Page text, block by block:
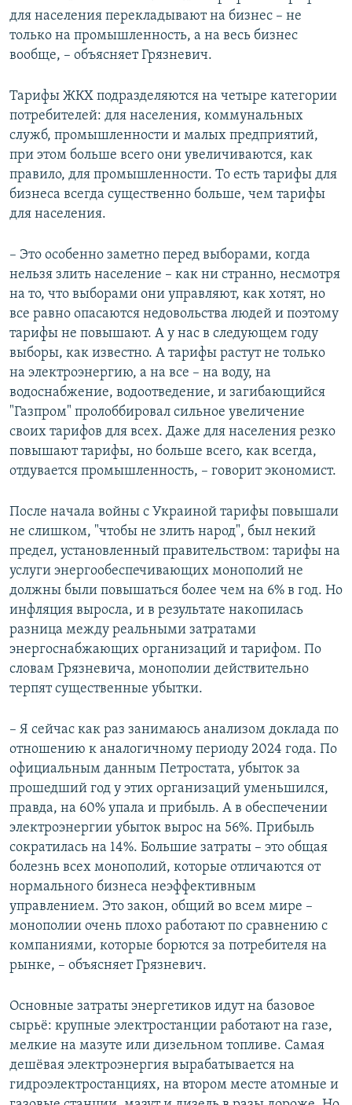
для населения перекладывают на бизнес – не
только на промышленность, а на весь бизнес
вообще, – объясняет Грязневич.
Тарифы ЖКХ подразделяются на четыре категории
потребителей: для населения, коммунальных
служб, промышленности и малых предприятий,
при этом больше всего они увеличиваются, как
правило, для промышленности. То есть тарифы для
бизнеса всегда существенно больше, чем тарифы
для населения.
– Это особенно заметно перед выборами, когда
нельзя злить население – как ни странно, несмотря
на то, что выборами они управляют, как хотят, но
все равно опасаются недовольства людей и поэтому
тарифы не повышают. А у нас в следующем году
выборы, как известно. А тарифы растут не только
на электроэнергию, а на все – на воду, на
водоснабжение, водоотведение, и загибающийся
"Газпром" пролоббировал сильное увеличение
своих тарифов для всех. Даже для населения резко
повышают тарифы, но больше всего, как всегда,
отдувается промышленность, – говорит экономист.
После начала войны с Украиной тарифы повышали
не слишком, "чтобы не злить народ", был некий
предел, установленный правительством: тарифы на
услуги энергообеспечивающих монополий не
должны были повышаться более чем на 6% в год. Но
инфляция выросла, и в результате накопилась
разница между реальными затратами
энергоснабжающих организаций и тарифом. По
словам Грязневича, монополии действительно
терпят существенные убытки.
– Я сейчас как раз занимаюсь анализом доклада по
отношению к аналогичному периоду 2024 года. По
официальным данным Петростата, убыток за
прошедший год у этих организаций уменьшился,
правда, на 60% упала и прибыль. А в обеспечении
электроэнергии убыток вырос на 56%. Прибыль
сократилась на 14%. Большие затраты – это общая
болезнь всех монополий, которые отличаются от
нормального бизнеса неэффективным
управлением. Это закон, общий во всем мире –
монополии очень плохо работают по сравнению с
компаниями, которые борются за потребителя на
рынке, – объясняет Грязневич.
Основные затраты энергетиков идут на базовое
сырьё: крупные электростанции работают на газе,
мелкие на мазуте или дизельном топливе. Самая
дешёвая электроэнергия вырабатывается на
гидроэлектростанциях, на втором месте атомные и